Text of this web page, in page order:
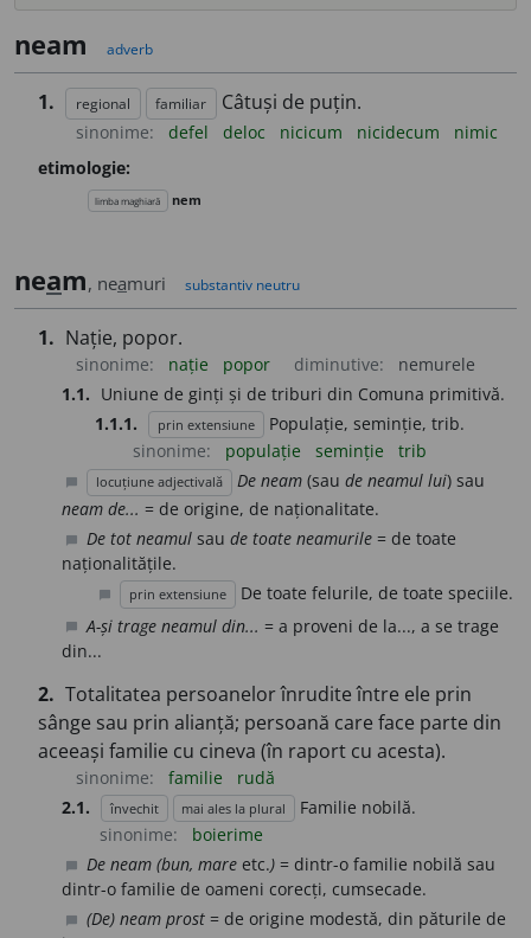
neam adverb
1. regional familiar Câtuși de puțin.
sinonime: defel deloc nicicum nicidecum
nimic
etimologie:
limba maghiară nem
neam, neamuri substantiv neutru
1. Nație, popor.
sinonime: nație popor diminutive:
nemurele
1.1. Uniune de ginți și de triburi din Comuna primitivă.
1.1.1.
prin extensiune
Populație, seminție, trib.
sinonime:
populație seminție trib
locuțiune adjectivală De neam (sau de neamul lui) sau
neam de... = de origine, de naționalitate.
De tot neamul saude toate neamurile = de toate
naționalitățile.
prin extensiune De toate felurile, de toate speciile.
chat_bubble A-și trage neamul din... = a proveni de la..., a se trage
din...
2. Totalitatea persoanelor înrudite între ele prin
sânge sau prin alianță; persoană care face parte din
aceeași familie cu cineva (în raport cu acesta).
sinonime: familie
rudă
2.1.
învechit mai ales la plural
Familie nobilă.
sinonime:
boierime
De neam (bun, mare etc.) = dintr-o familie nobilă sau
dintr-o familie de oameni corecți, cumsecade.
(De) neam prost = de origine modestă, din păturile de